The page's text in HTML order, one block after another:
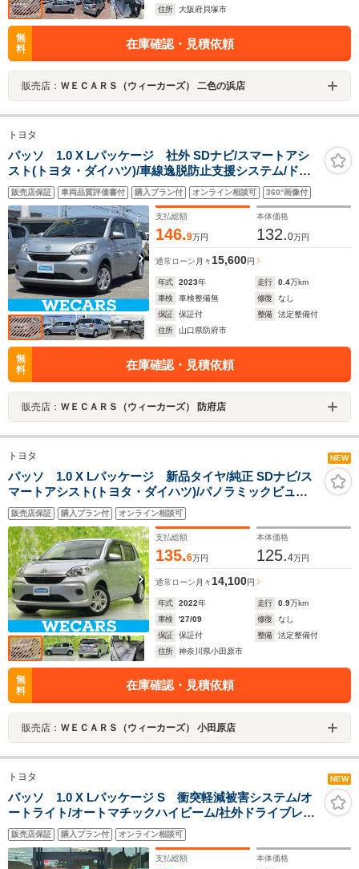
住所 大阪府貝塚市
無
料
在庫確認・見積依頼
販売店： ＷＥＣＡＲＳ（ウィーカーズ） 二色の浜店
トヨタ
パッソ 1.0 X Lパッケージ 社外 SDナビ/スマートアシ
スト(トヨタ・ダイハツ)/車線逸脱防止支援システム/ドラ
イブレコーダー 前後/ヘッドランプ LED/Bluetooth接
続/EBD付ABS/横滑り防止装置
販売店保証 車両品質評価書付 購入プラン付 オンライン相談可 360°画像付
支払総額
146.9万円
本体価格
132.0万円
通常ローン 月々15,600円
年式 2023年 走行 0.4万km
車検
車検整備無 修復
なし
保証
保証付 整備
法定整備付
住所
山口県防府市
無
料
在庫確認・見積依頼
販売店： ＷＥＣＡＲＳ（ウィーカーズ） 防府店
トヨタ NEW
パッソ 1.0 X Lパッケージ 新品タイヤ/純正 SDナビ/ス
マートアシスト(トヨタ・ダイハツ)/パノラミックビュー
モニター/車線逸脱防止支援システム/ドライブレコーダー
前後/ヘッドランプ LED
販売店保証 購入プラン付 オンライン相談可
支払総額
135.6万円
本体価格
125.4万円
通常ローン 月々 14,100円
年式 2022年 走行 0.9万km
車検
'27/09 修復
なし
保証
保証付 整備
法定整備付
住所
神奈川県小田原市
無
料
在庫確認・見積依頼
販売店： ＷＥＣＡＲＳ（ウィーカーズ） 小田原店
トヨタ NEW
パッソ 1.0 X Lパッケージ S 衝突軽減被害システム/オ
ートライト/オートマチックハイビーム/社外ドライブレコ
ーダー/純正フロアマット/パワーステアリング/パワーウィ
ンドウ/保証書/取扱説明書
販売店保証 購入プラン付 オンライン相談可
支払総額 本体価格